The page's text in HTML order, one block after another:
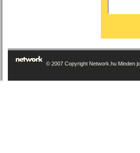
© 2007 Copyright Network.hu Minden